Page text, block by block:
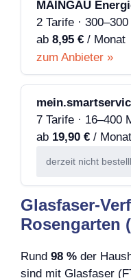
MAINGAU
2 Tarife ·
ab 8,95 € / Monat
zum Anbieter »
7 Tarife · 16–400
ab 19,90 € / Monat
derzeit nicht
Glasfaser-
Rosengarten
Rund 98 % der
sind mit Glasfaser